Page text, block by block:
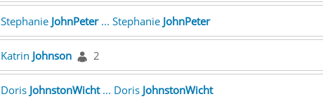
Stephanie JohnPeter... Stephanie JohnPeter
Katrin Johnson 2
Doris JohnstonWicht... Doris JohnstonWicht